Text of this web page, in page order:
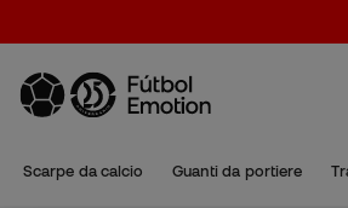
Scarpe da calcio Guanti da portiere